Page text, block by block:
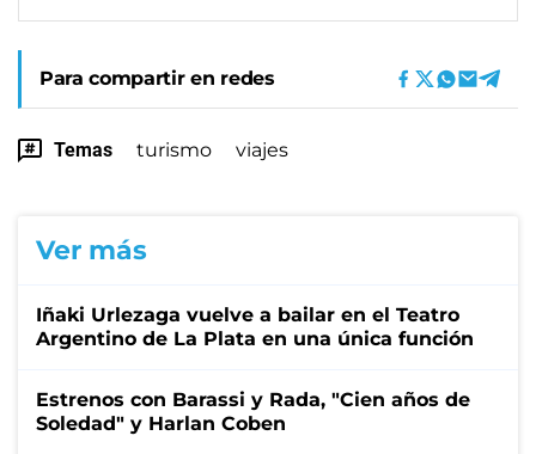
Para compartir en redes
Temas turismo viajes
Ver más
Iñaki Urlezaga vuelve a bailar en el Teatro
Argentino de La Plata en una única función
Estrenos con Barassi y Rada, "Cien años de
Soledad" y Harlan Coben